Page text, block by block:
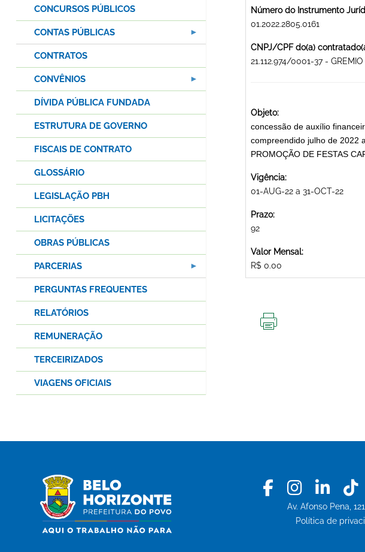
Número do Instrumento
01.2022.2805.0161
CNPJ/CPF do(a)
21.112.974/0001-37 -
Objeto:
concessão de auxílio
compreendido julho de 2022
PROMOÇÃO DE FESTAS
Vigência:
01-AUG-22 a 31-OCT-22
Prazo:
92
Valor Mensal:
R$ 0.00
CONCURSOS PÚBLICOS
CONTAS PÚBLICAS
CONTRATOS
CONVÊNIOS
DÍVIDA PÚBLICA FUNDADA
ESTRUTURA DE GOVERNO
FISCAIS DE CONTRATO
GLOSSÁRIO
LEGISLAÇÃO PBH
LICITAÇÕES
OBRAS PÚBLICAS
PARCERIAS
PERGUNTAS FREQUENTES
RELATÓRIOS
REMUNERAÇÃO
TERCEIRIZADOS
VIAGENS OFICIAIS
Facebook
Av. Afonso Pena,
Política de